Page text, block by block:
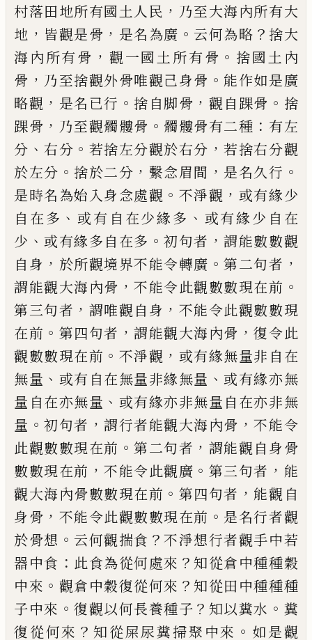
村落田地所有國土人民 ， 乃至大海內所有大
地 ， 皆觀是骨 ， 是名為廣 。 云何為略 ？ 捨大
海內所有骨 ， 觀一國土所有骨 。 捨國土內
骨 ， 乃至捨觀外骨唯觀己身骨 。 能作如是廣
略觀 ， 是名已行 。 捨自脚骨 ， 觀自踝骨 。 捨
踝骨 ， 乃至觀髑髏骨 。 髑髏骨有二種 ： 有左
分 、右分 。 若捨左分觀於右分 ，若捨右分觀
於左分 。 捨於二分 ， 繫念眉間 ， 是名久行 。
是時名為始入身念處觀 。 不淨觀 ， 或有緣少
自在多 、 或有自在少緣多 、 或有緣少自在
少 、 或有緣多自在多 。初句者 ，謂能數數觀
自身 ， 於所觀境界不能令轉廣 。第二句者 ，
謂能觀大海內骨 ，不能令此觀數數現在前 。
第三句者 ， 謂唯觀自身 ， 不能令此觀數數現
在前 。 第四句者 ，謂能觀大海內骨 ，復令此
觀數數現在前 。 不淨觀 ， 或有緣無量非自在
無量 、 或有自在無量非緣無量 、 或有緣亦無
量自在亦無量 、 或有緣亦非無量自在亦非無
量 。初句者 ，謂行者能觀大海內骨 ，不能令
此觀數數現在前 。第二句者 ， 謂能觀自身骨
數數現在前 ，不能令此觀廣 。 第三句者 ， 能
觀大海內骨數數現在前 。 第四句者 ， 能觀自
身骨 ， 不能令此觀數數現在前 。 是名行者觀
於骨想 。 云何觀揣食 ？不淨想行者觀手中若
器中食 ： 此食為從何處來 ？知從倉中種種穀
中來 。 觀倉中穀復從何來 ？知從田中種種種
子中來 。復觀以何長養種子 ？ 知以糞水 。 糞
復從何來 ？ 知從屎尿糞掃聚中來 。 如是觀